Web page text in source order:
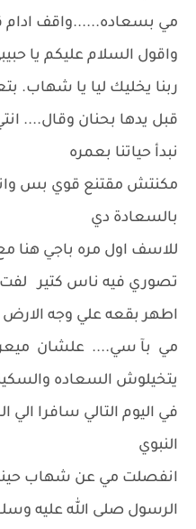
مي بسعاده......واقف ادام
واقول السلام عليكم يا
ربنا يخليك ليا يا شهاب.
قبل يدها بحنان وقال....
نبدأ حياتنا بعمره
مكنتش مقتنع قوي بس
بالسعادة دي
للاسف اول مره باجي هنا
تصوري فيه ناس كتير
اطهر بقعه علي وجه الارض
مي بآ سي.... علشان
يتخيلوش السعاده
في اليوم التالي سافرا الي
النبوي
انفصلت مي عن شهاب حينما
الرسول صلى الله عليه